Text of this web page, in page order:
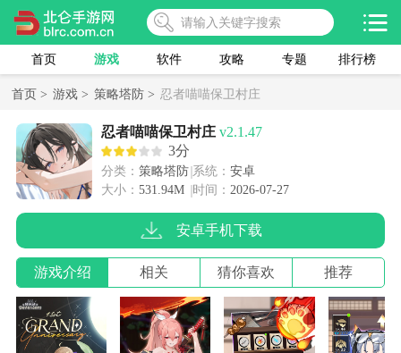
首页 游戏 软件 攻略 专题 排行榜
首页 > 游戏 > 策略塔防 > 忍者喵喵保卫村庄
忍者喵喵保卫村庄 v2.1.47
3分
分类： 策略塔防 系统： 安卓
大小： 531.94M 时间： 2026-07-27
安卓手机下载
游戏介绍 相关 猜你喜欢 推荐